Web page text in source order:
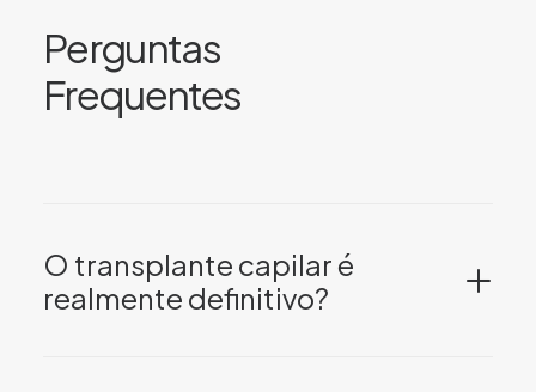
Perguntas
Frequentes
O transplante capilar é
realmente definitivo?